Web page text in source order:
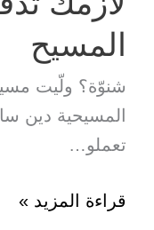
المسيح
شنوّة؟ ولّيت
المسيحية دين
تعملو…
المعلومة
قراءة المزيد »